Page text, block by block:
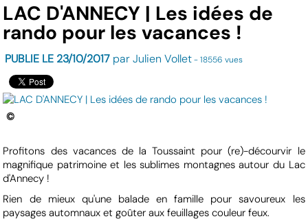
LAC D'ANNECY | Les idées de
rando pour les vacances !
PUBLIE LE 23/10/2017 par Julien Vollet- 18556 vues
©
Profitons des vacances de la Toussaint pour (re)-décourvir le
magnifique patrimoine et les sublimes montagnes autour du Lac
d'Annecy !
Rien de mieux qu'une balade en famille pour savoureux les
paysages automnaux et goûter aux feuillages couleur feux.